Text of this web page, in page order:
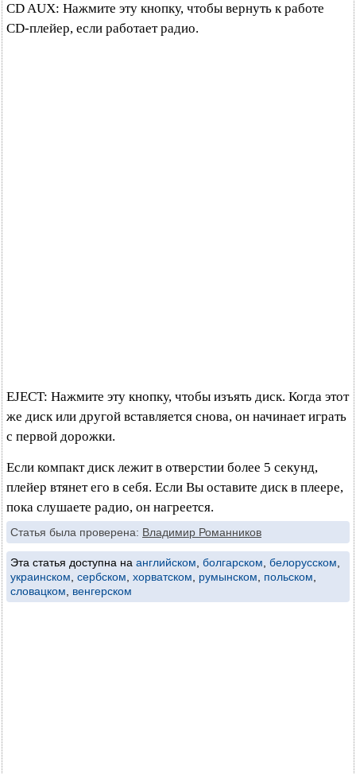
CD AUX: Нажмите эту кнопку, чтобы вернуть к работе
CD-плейер, если работает радио.
EJECT: Нажмите эту кнопку, чтобы изъять диск. Когда этот
же диск или другой вставляется снова, он начинает играть
с первой дорожки.
Если компакт диск лежит в отверстии более 5 секунд,
плейер втянет его в себя. Если Вы оставите диск в плеере,
пока слушаете радио, он нагреется.
Статья была проверена: Владимир Романников
Эта статья доступна на английском болгарском белорусском
украинском сербском хорватском румынском польском
словацком
венгерском